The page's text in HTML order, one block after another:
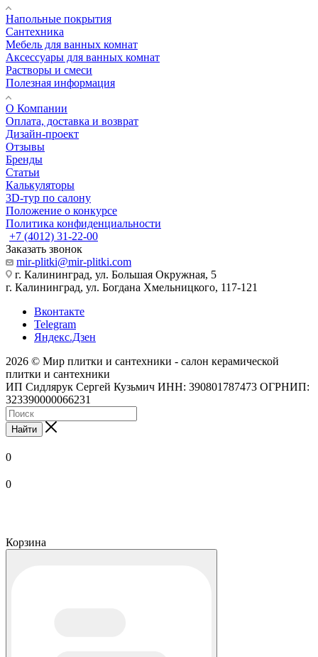
Напольные покрытия
Сантехника
Мебель для ванных комнат
Аксессуары для ванных комнат
Растворы и смеси
Полезная информация
О Компании
Оплата, доставка и возврат
Дизайн-проект
Отзывы
Бренды
Статьи
Калькуляторы
3D-тур по салону
Положение о конкурсе
Политика конфиденциальности
+7 (4012) 31-22-00
Заказать звонок
mir-plitki@mir-plitki.com
г. Калининград, ул. Большая Окружная, 5
г. Калининград, ул. Богдана Хмельницкого, 117-121
Вконтакте
Telegram
Яндекс.Дзен
2026 © Мир плитки и сантехники - салон керамической
плитки и сантехники
ИП Сидлярук Сергей Кузьмич ИНН: 390801787473 ОГРНИП:
323390000066231
Найти
0
0
Корзина